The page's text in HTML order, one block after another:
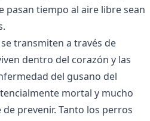
pasan tiempo al aire libre sean
se transmiten a través de
dentro del corazón y las
del gusano del
mortal y mucho
prevenir. Tanto los perros